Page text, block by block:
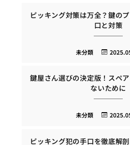
ピッキング対策は万全？鍵の
口と対策
未分類
鍵屋さん選びの決定版！スペ
ないために
未分類
ピッキング犯の手口を徹底解